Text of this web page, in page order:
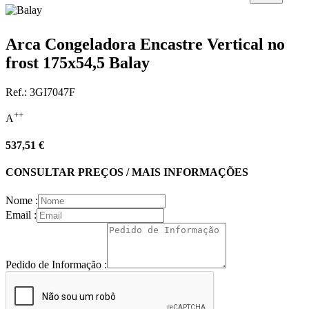
Arca Congeladora Encastre Vertical no
frost 175x54,5 Balay
Ref.: 3GI7047F
A++
537,51 €
CONSULTAR PREÇOS / MAIS INFORMAÇÕES
Nome :
Email :
Pedido de Informação :